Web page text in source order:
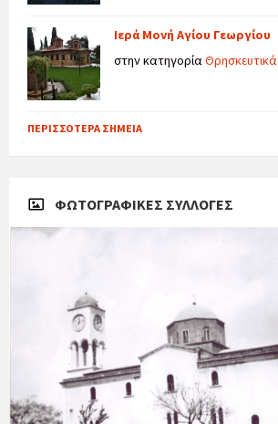
Ιερά Μονή Αγίου Γεωργίου
στην κατηγορίαΘρησκευτικά
ΠΕΡΙΣΣΌΤΕΡΑ ΣΗΜΕΊΑ
ΦΩΤΟΓΡΑΦΙΚΈΣ ΣΥΛΛΟΓΈΣ